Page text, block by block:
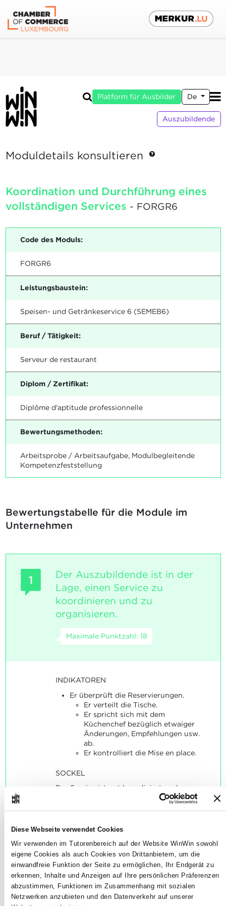
Diese Webseite verwendet Cookies
Wir verwenden im Tutorenbereich auf der Website WinWin sowohl
eigene Cookies als auch Cookies von Drittanbietern, um die
einwandfreie Funktion der Seite zu ermöglichen, Ihr Endgerät zu
erkennen, Inhalte und Anzeigen auf Ihre persönlichen Präferenzen
abzustimmen, Funktionen im Zusammenhang mit sozialen
Netzwerken anzubieten und den Datenverkehr auf unserer
Platform für Ausbilder De
Auszubildende
Moduldetails konsultieren
Koordination und Durchführung eines
vollständigen Services - FORGR6
Code des Moduls:
FORGR6
Leistungsbaustein:
Speisen- und Getränkeservice 6 (SEMEB6)
Beruf / Tätigkeit:
Serveur de restaurant
Diplom / Zertifikat:
Diplôme d'aptitude professionnelle
Bewertungsmethoden:
Arbeitsprobe / Arbeitsaufgabe, Modulbegleitende
Kompetenzfeststellung
Bewertungstabelle für die Module im
Unternehmen
1
Der Auszubildende ist in der
Lage, einen Service zu
koordinieren und zu
organisieren.
Maximale Punktzahl: 18
INDIKATOREN
Er überprüft die Reservierungen.
Er verteilt die Tische.
Er spricht sich mit dem
Küchenchef bezüglich etwaiger
Änderungen, Empfehlungen usw.
ab.
Er kontrolliert die Mise en place.
SOCKEL
Der Service ist gut koordiniert und
2
Der Lernende ist in der Lage,
den Service seines
Serviceteams sicherzustellen.